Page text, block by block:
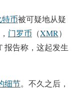
特币被可疑地从疑
门罗币 （XMR）
报告称，这起发生
细节。不久之后，